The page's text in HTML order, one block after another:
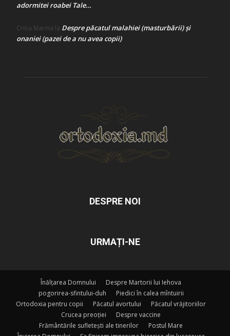
adormitei roabei Tale…
Crina Marina la Despre păcatul malahiei (masturbării) şi
onaniei (pazei de a nu avea copii)
DESPRE NOI
URMAȚI-NE
Înălțarea Domnului
Despre Martorii lui Iehova
pogorirea-sfintului-duh
Piedici în calea mîntuirii
Ortodoxia pentru copii
Păcatul avortului
Păcatul vrăjitoriilor
Crucea preoției
Despre vaccine
Frământările sufletești ale tinerilor
Postul Mare